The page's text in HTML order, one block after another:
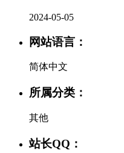
2024-05-05
网站语言：
简体中文
所属分类：
其他
站长QQ：